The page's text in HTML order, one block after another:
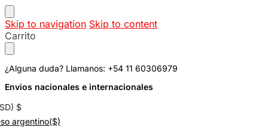
Skip to navigation Skip to content
Carrito
¿Alguna duda? Llamanos: +54 11 60306979
Envios nacionales e internacionales
$
argentino($)